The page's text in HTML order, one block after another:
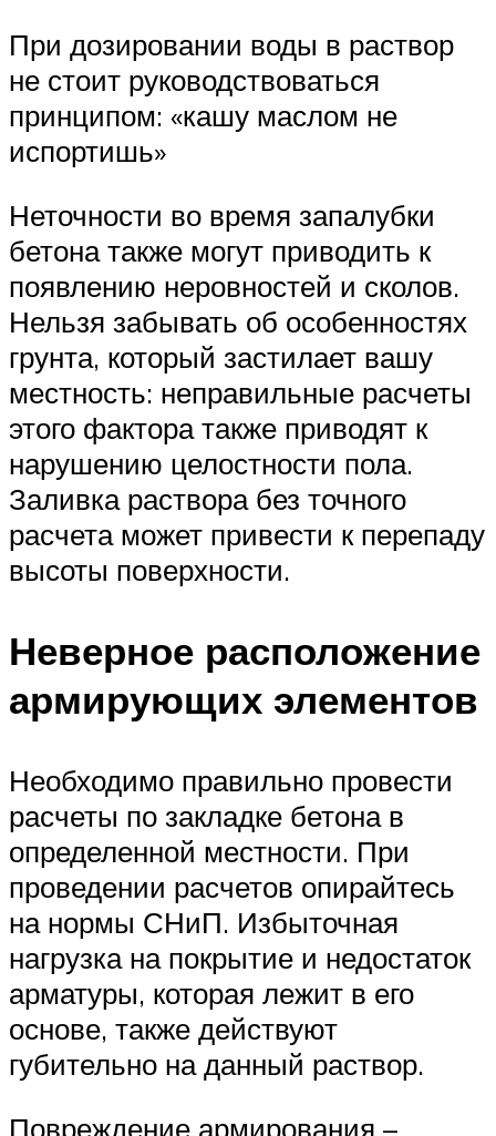
При дозировании воды в раствор
не стоит руководствоваться
принципом: «кашу маслом не
испортишь»
Неточности во время запалубки
бетона также могут приводить к
появлению неровностей и сколов.
Нельзя забывать об особенностях
грунта, который застилает вашу
местность: неправильные расчеты
этого фактора также приводят к
нарушению целостности пола.
Заливка раствора без точного
расчета может привести к перепаду
высоты поверхности.
Неверное расположение
армирующих элементов
Необходимо правильно провести
расчеты по закладке бетона в
определенной местности. При
проведении расчетов опирайтесь
на нормы СНиП. Избыточная
нагрузка на покрытие и недостаток
арматуры, которая лежит в его
основе, также действуют
губительно на данный раствор.
Повреждение армирования –